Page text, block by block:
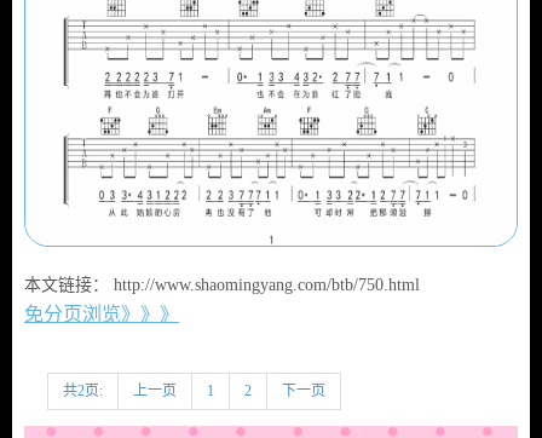
本文链接： http://www.shaomingyang.com/btb/750.html
免分页浏览》》》
共2页: 上一页 1 2 下一页